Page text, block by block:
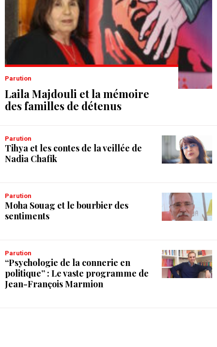
Parution
Laila Majdouli et la mémoire
des familles de détenus
Parution
Tihya et les contes de la veillée de
Nadia Chafik
Parution
Moha Souag et le bourbier des
sentiments
Parution
“Psychologie de la connerie en
politique” : Le vaste programme de
Jean-François Marmion